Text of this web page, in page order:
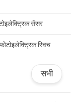
सेंसर
स्विच
सभी